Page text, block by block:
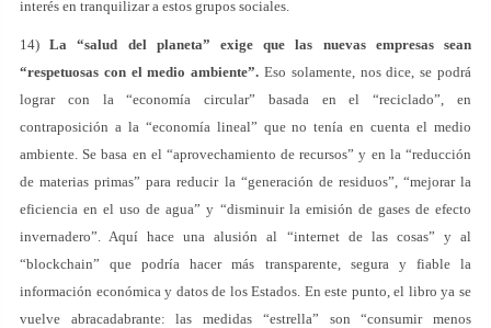
interés en tranquilizar a estos grupos sociales.
14)La “salud del planeta” exige que las nuevas empresas sean
“respetuosas con el medio ambiente”. Eso solamente, nos dice, se podrá
lograr con la “economía circular” basada en el “reciclado”, en
contraposición a la “economía lineal” que no tenía en cuenta el medio
ambiente. Se basa en el “aprovechamiento de recursos” y en la “reducción
de materias primas” para reducir la “generación de residuos”, “mejorar la
eficiencia en el uso de agua” y “disminuir la emisión de gases de efecto
invernadero”. Aquí hace una alusión al “internet de las cosas” y al
“blockchain” que podría hacer más transparente, segura y fiable la
información económica y datos de los Estados. En este punto, el libro ya se
vuelve abracadabrante: las medidas “estrella” son “consumir menos